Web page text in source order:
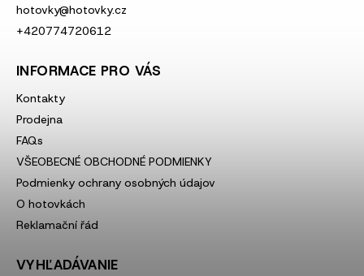
hotovky@hotovky.cz
+420774720612
INFORMACE PRO VÁS
Kontakty
Prodejna
FAQs
VŠEOBECNÉ OBCHODNÉ PODMIENKY
Podmienky ochrany osobných údajov
O hotovkách
Reklamační řád
VYHĽADÁVANIE